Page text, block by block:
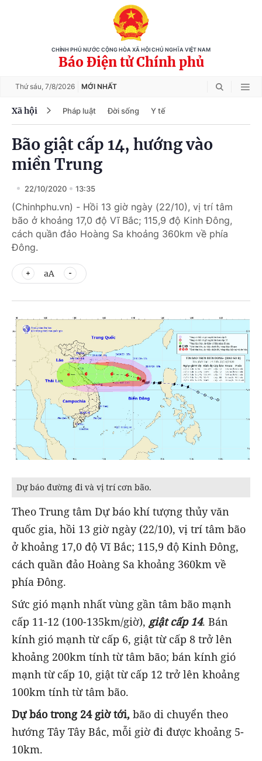
CHÍNH PHỦ NƯỚC CỘNG HÒA XÃ HỘI CHỦ NGHĨA VIỆT NAM
Báo Điện tử Chính phủ
Thứ sáu, 7/8/2026 MỚI NHẤT
Xã hội Pháp luật Đời sống Y tế
Bão giật cấp 14, hướng vào
miền Trung
22/10/2020 13:35
(Chinhphu.vn) - Hồi 13 giờ ngày (22/10), vị trí tâm
bão ở khoảng 17,0 độ Vĩ Bắc; 115,9 độ Kinh Đông,
cách quần đảo Hoàng Sa khoảng 360km về phía
Đông.
aA
Dự báo đường đi và vị trí cơn bão.
Theo Trung tâm Dự báo khí tượng thủy văn
quốc gia, hồi 13 giờ ngày (22/10), vị trí tâm bão
ở khoảng 17,0 độ Vĩ Bắc; 115,9 độ Kinh Đông,
cách quần đảo Hoàng Sa khoảng 360km về
phía Đông.
Sức gió mạnh nhất vùng gần tâm bão mạnh
cấp 11-12 (100-135km/giờ), giật cấp 14. Bán
kính gió mạnh từ cấp 6, giật từ cấp 8 trở lên
khoảng 200km tính từ tâm bão; bán kính gió
mạnh từ cấp 10, giật từ cấp 12 trở lên khoảng
100km tính từ tâm bão.
Dự báo trong 24 giờ tới, bão di chuyển theo
hướng Tây Tây Bắc, mỗi giờ đi được khoảng 5-
10km.